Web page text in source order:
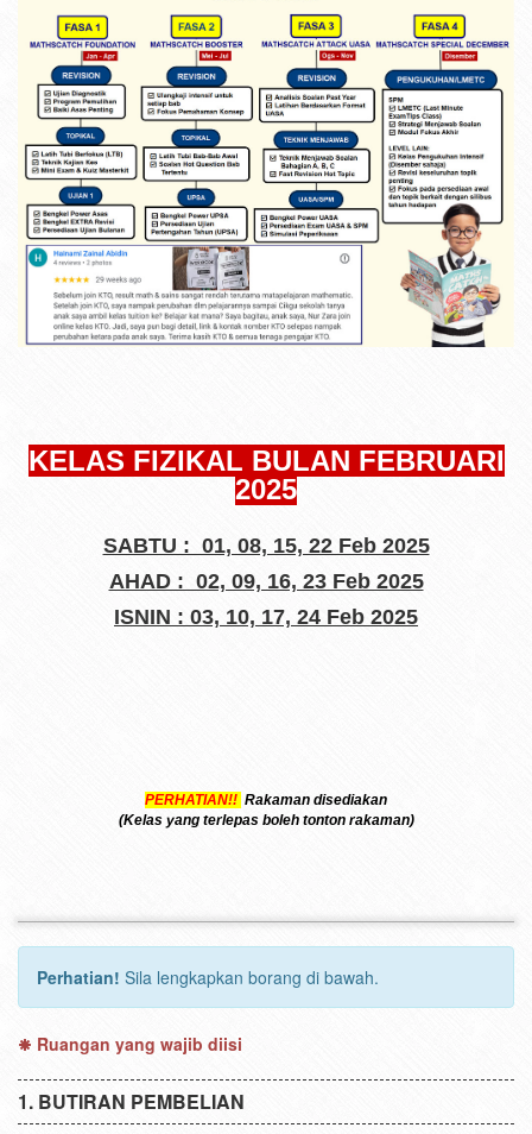
KELAS FIZIKAL BULAN FEBRUARI
2025
SABTU : 01, 08, 15, 22 Feb 2025
AHAD : 02, 09, 16, 23 Feb 2025
ISNIN : 03, 10, 17, 24 Feb 2025
PERHATIAN!! Rakaman disediakan
(Kelas yang terlepas boleh tonton rakaman)
Perhatian! Sila lengkapkan borang di bawah.
Ruangan yang wajib diisi
BUTIRAN PEMBELIAN